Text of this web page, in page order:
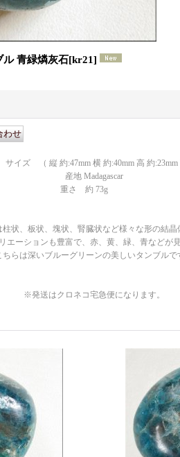
ル 青緑燐灰石[kr21]
サイズ （ 縦 約:47mm 横 約:40mm 高 約:23mm
産地 Madagascar
重さ 約 73g
柱状、板状、塊状、腎臓状など様々な形の結晶
エーションも豊富で、赤、黄、緑、青などが見
ちらは深いブルーグリーンの美しいタンブルで
※発送はクロネコ宅急便になります。